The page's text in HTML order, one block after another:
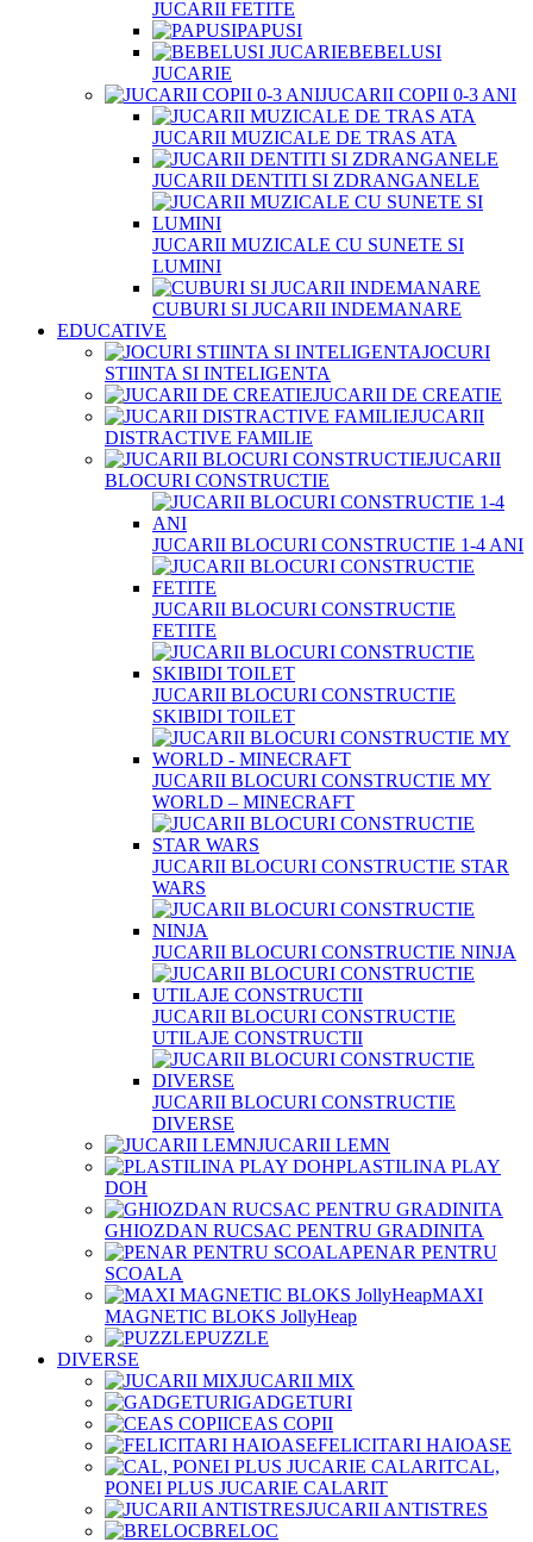
JUCARII FETITE
PAPUSI
BEBELUSI
JUCARIE
JUCARII COPII 0-3 ANI
JUCARII MUZICALE DE TRAS ATA
JUCARII DENTITI SI ZDRANGANELE
JUCARII MUZICALE CU SUNETE SI
LUMINI
CUBURI SI JUCARII INDEMANARE
EDUCATIVE
JOCURI
STIINTA SI INTELIGENTA
JUCARII DE CREATIE
JUCARII
DISTRACTIVE FAMILIE
JUCARII
BLOCURI CONSTRUCTIE
JUCARII BLOCURI CONSTRUCTIE 1-4 ANI
JUCARII BLOCURI CONSTRUCTIE
FETITE
JUCARII BLOCURI CONSTRUCTIE
SKIBIDI TOILET
JUCARII BLOCURI CONSTRUCTIE MY
WORLD – MINECRAFT
JUCARII BLOCURI CONSTRUCTIE STAR
WARS
JUCARII BLOCURI CONSTRUCTIE NINJA
JUCARII BLOCURI CONSTRUCTIE
UTILAJE CONSTRUCTII
JUCARII BLOCURI CONSTRUCTIE
DIVERSE
JUCARII LEMN
PLASTILINA PLAY
DOH
GHIOZDAN RUCSAC PENTRU GRADINITA
PENAR PENTRU
SCOALA
MAXI
MAGNETIC BLOKS JollyHeap
PUZZLE
DIVERSE
JUCARII MIX
GADGETURI
CEAS COPII
FELICITARI HAIOASE
CAL,
PONEI PLUS JUCARIE CALARIT
JUCARII ANTISTRES
BRELOC